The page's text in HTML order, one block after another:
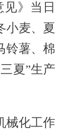
》当日
小麦、夏
铃薯、棉
夏”生产
化工作